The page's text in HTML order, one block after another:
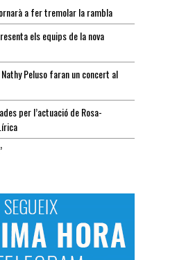
a fer tremolar la rambla
els equips de la nova
Peluso faran un concert al
per l’actuació de Rosa-